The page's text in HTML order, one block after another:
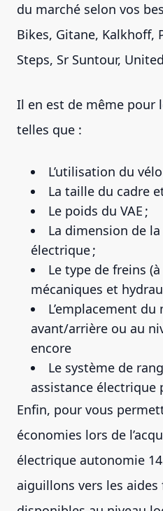
du marché selon vos
Bikes, Gitane, Kalkhoff,
Steps, Sr Suntour,
Il en est de même pour
telles que :
L’utilisation du
La taille du cadre
Le poids du VAE ;
La dimension de
électrique ;
Le type de freins
mécaniques et
L’emplacement
avant/arrière ou au
encore
Le système de
assistance électrique
Enfin, pour vous
économies lors de
électrique autonomie
aiguillons vers les aides